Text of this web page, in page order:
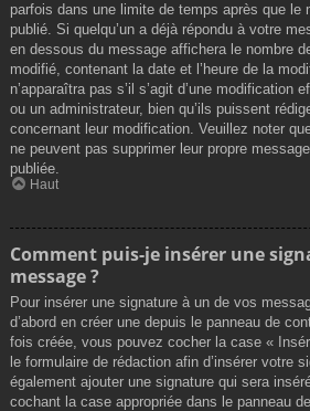
parfois dans une limite de temps après que le
publié. Si quelqu’un a déjà répondu à votre
en dessous du message affichera le nombre
modifié, contenant la date et l’heure de la
n’apparaîtra pas s’il s’agit d’une modification
ou un administrateur, bien qu’ils puissent
concernant leur modification. Veuillez noter
ne peuvent pas supprimer leur propre
publiée.
Haut
Comment puis-je insérer une
message ?
Pour insérer une signature à un de vos
d’abord en créer une depuis le panneau de
fois créée, vous pouvez cocher la case «
le formulaire de rédaction afin d’insérer votre
également ajouter une signature qui sera
cochant la case appropriée dans le panneau